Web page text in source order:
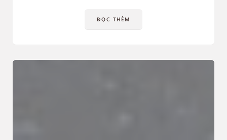
ĐỌC THÊM